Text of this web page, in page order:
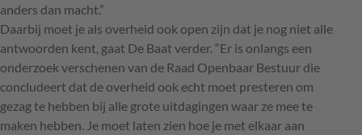
anders dan macht.”
Daarbij moet je als overheid ook open zijn dat je nog niet alle
antwoorden kent, gaat De Baat verder. “Er is onlangs een
onderzoek verschenen van de Raad Openbaar Bestuur die
concludeert dat de overheid ook echt moet presteren om
gezag te hebben bij alle grote uitdagingen waar ze mee te
maken hebben. Je moet laten zien hoe je met elkaar aan